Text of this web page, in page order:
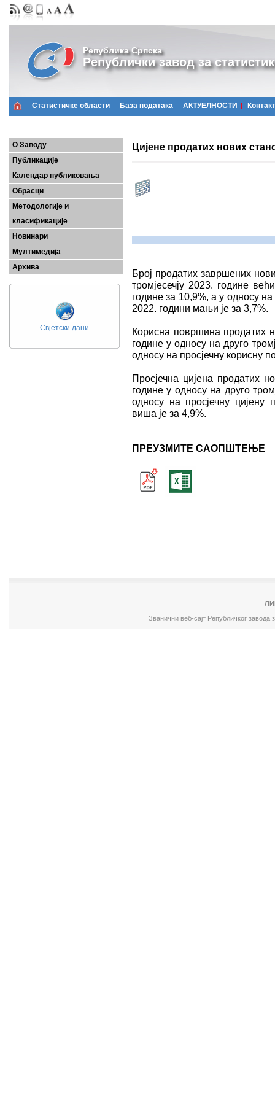
Република Српска
Републички завод за
Статистичке области Базa података АКТУЕЛНОСТИ Контакт
О Заводу
Публикације
Календар публиковања
Обрасци
Методологије и
класификације
Новинари
Мултимедија
Архива
Свјетски дани
Цијене продатих нових
Број продатих завршених
тромјесечју 2023. године
године зa 10,9%, а у односу
2022. години мањи је за 3,7%.
Корисна површина продатих
године у односу на друго
односу на просјечну корисну
Просјечна цијена продатих
године у односу на друго
односу на просјечну цијену
виша је за 4,9%.
ПРЕУЗМИТЕ САОПШТЕЊЕ
Званични веб-сајт Републичког